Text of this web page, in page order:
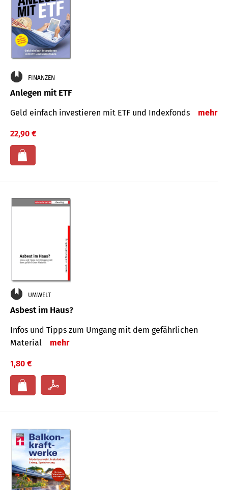
FINANZEN
Anlegen mit ETF
Geld einfach investieren mit ETF und Indexfonds mehr
22,90 €
UMWELT
Asbest im Haus?
Infos und Tipps zum Um­gang mit dem ge­fähr­lichen
Mate­rial
mehr
1,80 €